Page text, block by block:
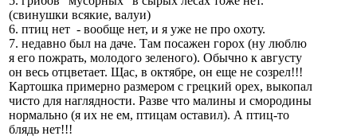
(свинушки всякие, валуи)
6. птиц нет - вообще нет, и я уже не про охоту.
7. недавно был на даче. Там посажен горох (ну люблю
я его пожрать, молодого зеленого). Обычно к августу
он весь отцветает. Щас, в октябре, он еще не созрел!!!
Картошка примерно размером с грецкий орех, выкопал
чисто для наглядности. Разве что малины и смородины
нормально (я их не ем, птицам оставил). А птиц-то
блядь нет!!!